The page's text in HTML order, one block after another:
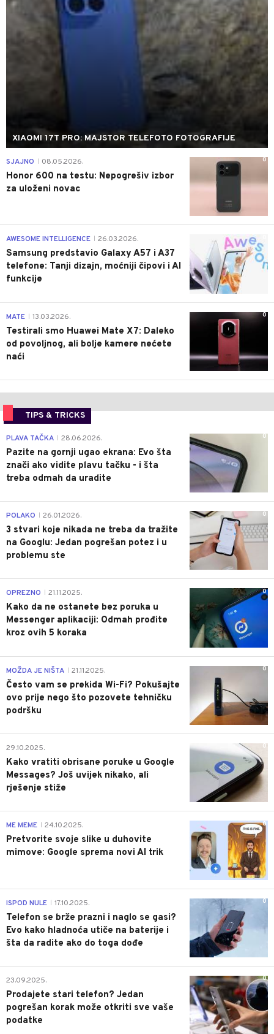
XIAOMI 17T PRO: MAJSTOR TELEFOTO FOTOGRAFIJE
0
SJAJNO 08.05.2026.
Honor 600 na testu: Nepogrešiv izbor
za uloženi novac
AWESOME INTELLIGENCE 26.03.2026.
Samsung predstavio Galaxy A57 i A37
telefone: Tanji dizajn, moćniji čipovi i AI
funkcije
0
MATE 13.03.2026.
Testirali smo Huawei Mate X7: Daleko
od povoljnog, ali bolje kamere nećete
naći
TIPS & TRICKS
0
PLAVA TAČKA 28.06.2026.
Pazite na gornji ugao ekrana: Evo šta
znači ako vidite plavu tačku - i šta
treba odmah da uradite
0
POLAKO 26.01.2026.
3 stvari koje nikada ne treba da tražite
na Googlu: Jedan pogrešan potez i u
problemu ste
0
OPREZNO 21.11.2025.
Kako da ne ostanete bez poruka u
Messenger aplikaciji: Odmah prođite
kroz ovih 5 koraka
0
MOŽDA JE NIŠTA 21.11.2025.
Često vam se prekida Wi-Fi? Pokušajte
ovo prije nego što pozovete tehničku
podršku
0
29.10.2025.
Kako vratiti obrisane poruke u Google
Messages? Još uvijek nikako, ali
rješenje stiže
0
ME MEME 24.10.2025.
Pretvorite svoje slike u duhovite
mimove: Google sprema novi AI trik
0
ISPOD NULE 17.10.2025.
Telefon se brže prazni i naglo se gasi?
Evo kako hladnoća utiče na baterije i
šta da radite ako do toga dođe
0
23.09.2025.
Prodajete stari telefon? Jedan
pogrešan korak može otkriti sve vaše
podatke